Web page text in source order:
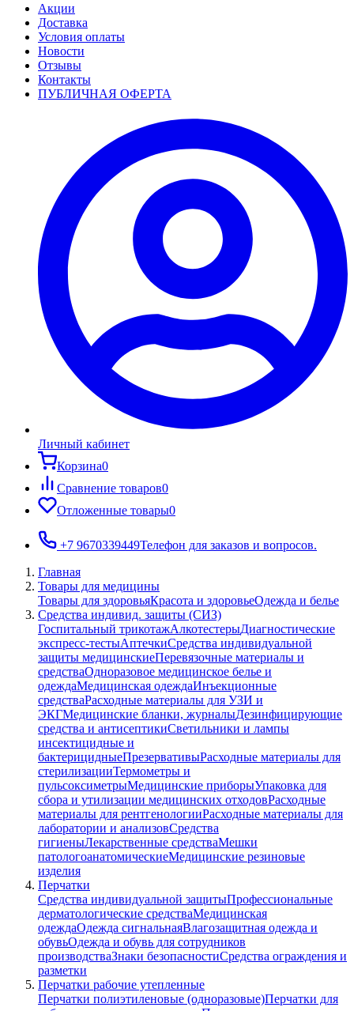
Акции
Доставка
Условия оплаты
Новости
Отзывы
Контакты
ПУБЛИЧНАЯ ОФЕРТА
Личный кабинет
Корзина0
Сравнение товаров0
Отложенные товары0
+7 9670339449Телефон для заказов и вопросов.
Главная
Товары для медицины
Товары для здоровьяКрасота и здоровьеОдежда и белье
Средства индивид. защиты (СИЗ)
Госпитальный трикотажАлкотестерыДиагностические
экспресс-тестыАптечкиСредства индивидуальной
защиты медицинскиеПеревязочные материалы и
средстваОдноразовое медицинское белье и
одеждаМедицинская одеждаИнъекционные
средстваРасходные материалы для УЗИ и
ЭКГМедицинские бланки, журналыДезинфицирующие
средства и антисептикиСветильники и лампы
инсектицидные и
бактерицидныеПрезервативыРасходные материалы для
стерилизацииТермометры и
пульсоксиметрыМедицинские приборыУпаковка для
сбора и утилизации медицинских отходовРасходные
материалы для рентгенологииРасходные материалы для
лаборатории и анализовСредства
гигиеныЛекарственные средстваМешки
патологоанатомическиеМедицинские резиновые
изделия
Перчатки
Средства индивидуальной защитыПрофессиональные
дерматологические средстваМедицинская
одеждаОдежда сигнальнаяВлагозащитная одежда и
обувьОдежда и обувь для сотрудников
производстваЗнаки безопасностиСредства ограждения и
разметки
Перчатки рабочие утепленные
Перчатки полиэтиленовые (одноразовые)Перчатки для